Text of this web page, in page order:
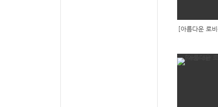
[아름다운 로